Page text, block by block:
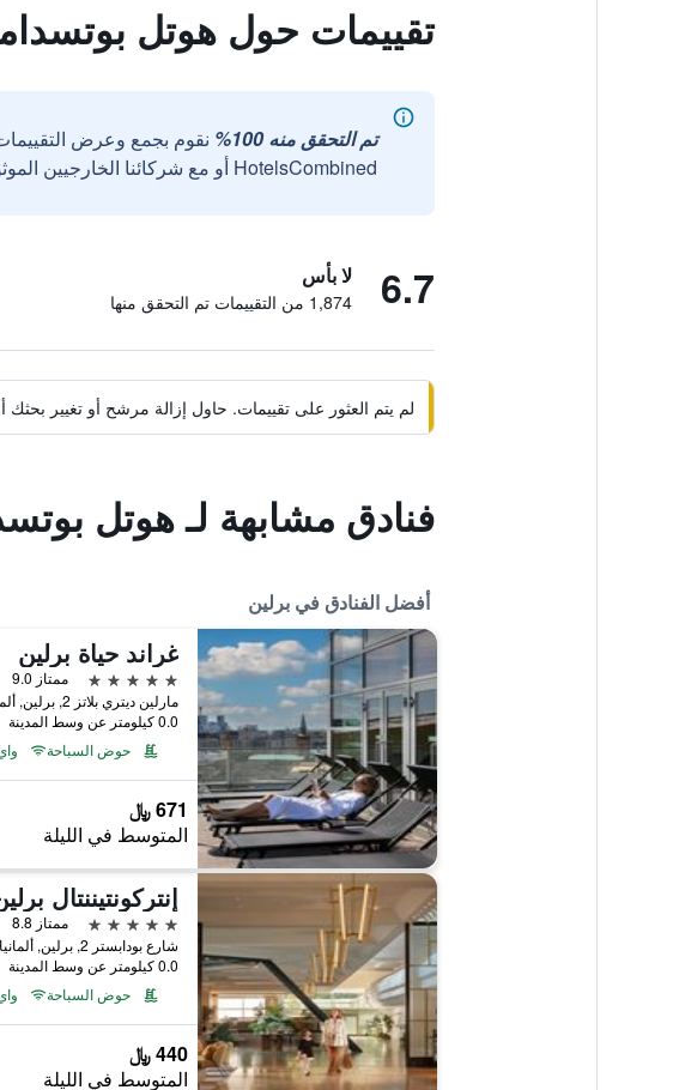
تقييمات حول هوتل
تم التحقق منه 100%
نقوم بجمع وعرض
HotelsCombined أو مع شركائنا الخارجيين الموثوقين.
6.7 لا بأس
1,874 من التقييمات تم التحقق منها
لم يتم العثور على تقييمات. حاول إزالة مرشح أو تغيير
فنادق مشابهة لـ هوتل
أفضل الفنادق في برلين
غراند حياة برلين
5 نجوم
ممتاز 9.0
مارلين ديتري بلاتز 2, برلين, ألمانيا
0.0 كيلومتر عن وسط المدينة
حوض السباحة
671 ﷼
المتوسط في الليلة
إنتركونتيننتال
5 نجوم
ممتاز 8.8
شارع بودابستر 2, برلين, ألمانيا
0.0 كيلومتر عن وسط المدينة
حوض السباحة
440 ﷼
المتوسط في الليلة